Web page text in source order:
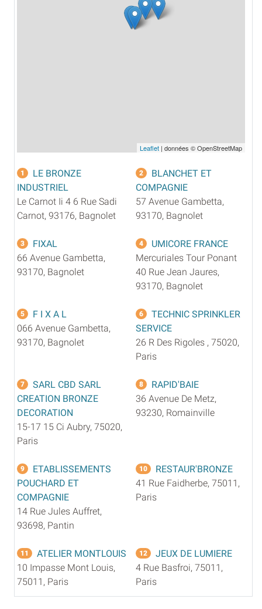
Leaflet | données © OpenStreetMap
1
LE BRONZE
INDUSTRIEL
Le Carnot Ii 4 6 Rue Sadi
Carnot, 93176, Bagnolet
2
BLANCHET ET
COMPAGNIE
57 Avenue Gambetta,
93170, Bagnolet
3
FIXAL
66 Avenue Gambetta,
93170, Bagnolet
4
UMICORE FRANCE
Mercuriales Tour Ponant
40 Rue Jean Jaures,
93170, Bagnolet
5
F I X A L
066 Avenue Gambetta,
93170, Bagnolet
6
TECHNIC SPRINKLER
SERVICE
26 R Des Rigoles , 75020,
Paris
7
SARL CBD SARL
CREATION BRONZE
DECORATION
15-17 15 Ci Aubry, 75020,
Paris
8
RAPID'BAIE
36 Avenue De Metz,
93230, Romainville
9
ETABLISSEMENTS
POUCHARD ET
COMPAGNIE
14 Rue Jules Auffret,
93698, Pantin
10
RESTAUR'BRONZE
41 Rue Faidherbe, 75011,
Paris
11
ATELIER MONTLOUIS
10 Impasse Mont Louis,
75011, Paris
12
JEUX DE LUMIERE
4 Rue Basfroi, 75011,
Paris